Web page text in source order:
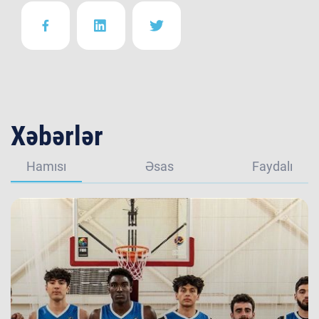
Xəbərlər
Hamısı Əsas Faydalı